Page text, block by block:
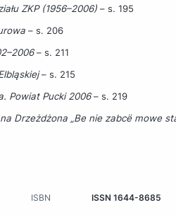
ZKP (1956–2006) – s. 195
– s. 206
– s. 211
– s. 215
Powiat Pucki 2006– s. 219
Drzeżdżona „Be nie zabcë mowe
ISBN ISSN 1644-8685